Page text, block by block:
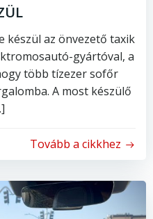
készül az önvezető taxik
gyártóval, a
több tízezer sofőr
A most készülő
Tovább a cikkhez